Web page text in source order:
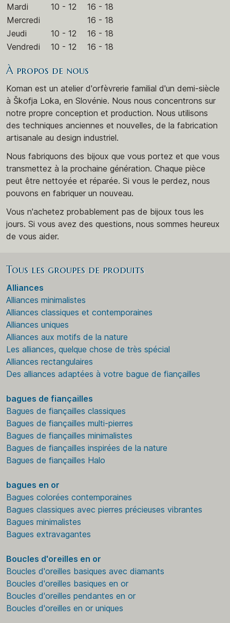
Mardi
10 - 12
16 - 18
Mercredi
16 - 18
Jeudi
10 - 12
16 - 18
Vendredi
10 - 12 16 - 18
À propos de nous
Koman est un atelier d'orfèvrerie familial d'un demi-siècle
à Škofja Loka, en Slovénie. Nous nous concentrons sur
notre propre conception et production. Nous utilisons
des techniques anciennes et nouvelles, de la fabrication
artisanale au design industriel.
Nous fabriquons des bijoux que vous portez et que vous
transmettez à la prochaine génération. Chaque pièce
peut être nettoyée et réparée. Si vous le perdez, nous
pouvons en fabriquer un nouveau.
Vous n'achetez probablement pas de bijoux tous les
jours. Si vous avez des questions, nous sommes heureux
de vous aider.
Tous les groupes de produits
Alliances
Alliances minimalistes
Alliances classiques et contemporaines
Alliances uniques
Alliances aux motifs de la nature
Les alliances, quelque chose de très spécial
Alliances rectangulaires
Des alliances adaptées à votre bague de fiançailles
bagues de fiançailles
Bagues de fiançailles classiques
Bagues de fiançailles multi-pierres
Bagues de fiançailles minimalistes
Bagues de fiançailles inspirées de la nature
Bagues de fiançailles Halo
bagues en or
Bagues colorées contemporaines
Bagues classiques avec pierres précieuses vibrantes
Bagues minimalistes
Bagues extravagantes
Boucles d'oreilles en or
Boucles d'oreilles basiques avec diamants
Boucles d'oreilles basiques en or
Boucles d'oreilles pendantes en or
Boucles d'oreilles en or uniques